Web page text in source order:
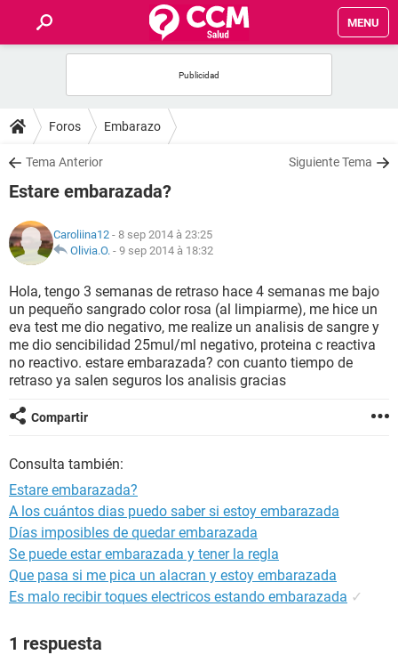
MENU
FORUMS
SALUD
NUTRICIÓN
BIENESTAR
SEXUALIDAD
GLOSARIO
Foros Embarazo
Tema Anterior Siguiente Tema
Estare embarazada?
Caroliina12 - 8 sep 2014 à 23:25
Olivia.O. - 9 sep 2014 à 18:32
Hola, tengo 3 semanas de retraso hace 4 semanas me bajo
un pequeño sangrado color rosa (al limpiarme), me hice un
eva test me dio negativo, me realize un analisis de sangre y
me dio sencibilidad 25mul/ml negativo, proteina c reactiva
no reactivo. estare embarazada? con cuanto tiempo de
retraso ya salen seguros los analisis gracias
Compartir
Consulta también:
Estare embarazada?
A los cuántos dias puedo saber si estoy embarazada
Días imposibles de quedar embarazada
Se puede estar embarazada y tener la regla
Que pasa si me pica un alacran y estoy embarazada
Es malo recibir toques electricos estando embarazada ✓
1 respuesta